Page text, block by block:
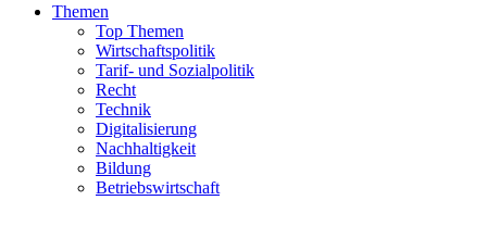
Themen
Top Themen
Wirtschaftspolitik
Tarif- und Sozialpolitik
Recht
Technik
Digitalisierung
Nachhaltigkeit
Bildung
Betriebswirtschaft